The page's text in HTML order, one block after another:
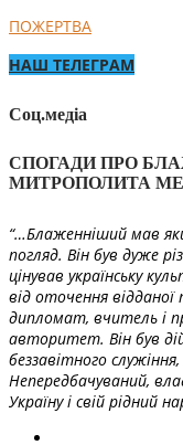
ПОЖЕРТВА
НАШ ТЕЛЕГРАМ
Соц.медіа
СПОГАДИ ПРО
МИТРОПОЛИТА
“…Блаженніший мав
погляд. Він був дуже
цінував українську
від оточення
дипломат, вчитель і
авторитет. Він був
беззавітного
Непередбачуваний,
Україну і свій рідний